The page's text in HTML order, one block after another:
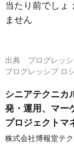
当たり前でしょ
ません
出典 プログレッ
プログレッシブ ロ
シニアテクニカ
発・運用、マー
プロジェクトマ
株式会社博報堂テ